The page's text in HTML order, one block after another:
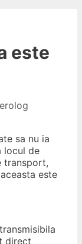
este
sa nu ia
locul de
transport,
este
direct